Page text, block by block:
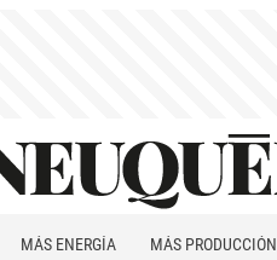
MÁS ENERGÍA MÁS PRODUCCIÓN